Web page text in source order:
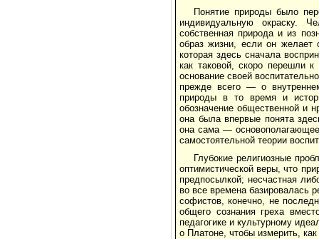
Понятие природы было
индивидуальную окраску.
собственная природа и из
образ жизни, если он желает
которая здесь cначала
как таковой, скоро перешли
основание своей
прежде всего — о
природы в то время и
обозначение общественной и
она была впервые понята
она сама — основополагающее
самостоятельной теории
Глубокие религиозные
оптимистической веры, что
предпосылкой; несчастная
во все времена базировалась
софистов, конечно, не
общего сознания греха
педагогике и культурному
о Платоне, чтобы измерить,